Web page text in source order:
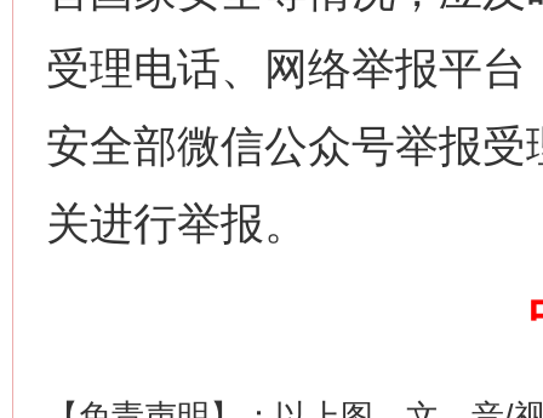
受理电话、网络举报平
安全部微信公众号举报
关进行举报。
网上购药对药下症？
这是一记警钟！ 谢